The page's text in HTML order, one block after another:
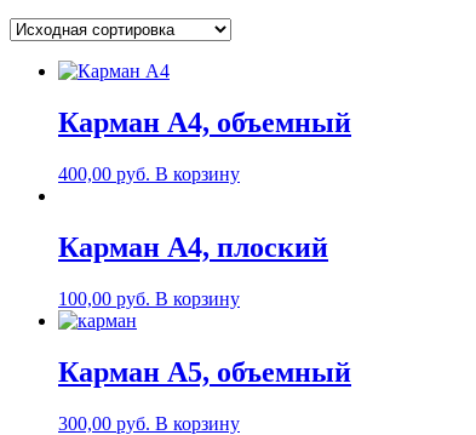
Карман А4, объемный
400,00 руб. В корзину
Карман А4, плоский
100,00 руб. В корзину
Карман А5, объемный
300,00 руб. В корзину